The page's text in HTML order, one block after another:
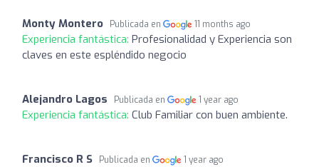
Monty Montero Publicada en 11 months ago
Experiencia fantástica: Profesionalidad y Experiencia son
claves en este espléndido negocio
Alejandro Lagos Publicada en 1 year ago
Experiencia fantástica: Club Familiar con buen ambiente.
Francisco R S Publicada en 1 year ago